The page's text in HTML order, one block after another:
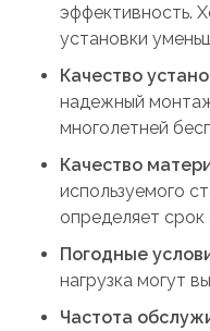
эффективность.
установки
Качество
надежный
многолетней
Качество
используемого
определяет
Погодные
нагрузка могут
Частота